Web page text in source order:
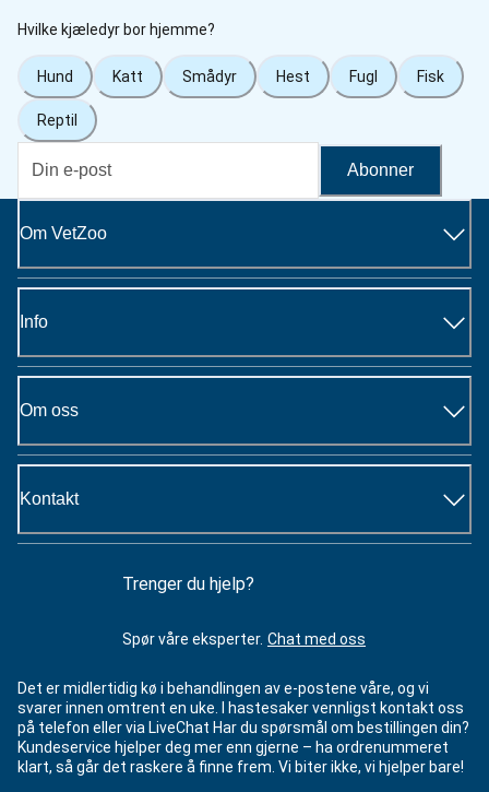
Hvilke kjæledyr bor hjemme?
Hund Katt Smådyr Hest Fugl Fisk
Reptil
Abonner
Om VetZoo
Info
Om oss
Kontakt
Trenger du hjelp?
Spør våre eksperter. Chat med oss
Det er midlertidig kø i behandlingen av e-postene våre, og vi
svarer innen omtrent en uke. I hastesaker vennligst kontakt oss
på telefon eller via LiveChat Har du spørsmål om bestillingen din?
Kundeservice hjelper deg mer enn gjerne – ha ordrenummeret
klart, så går det raskere å finne frem. Vi biter ikke, vi hjelper bare!